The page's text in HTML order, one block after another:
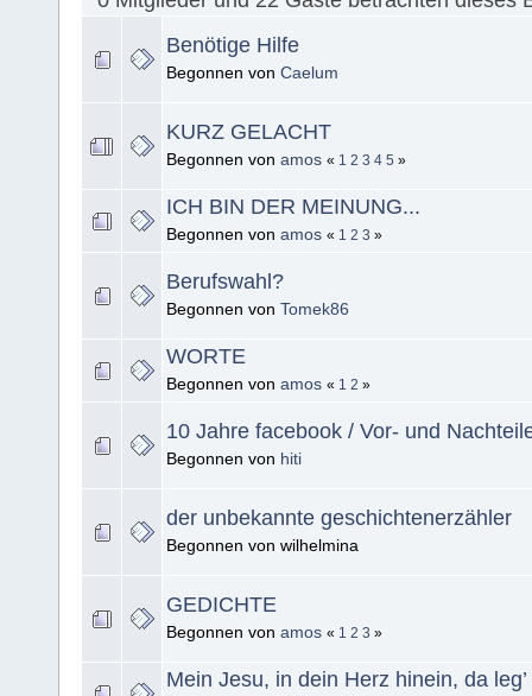
Benötige Hilfe
Begonnen von Caelum
KURZ GELACHT
Begonnen von amos « 1 2 3 4 5 »
ICH BIN DER MEINUNG...
Begonnen von amos « 1 2 3 »
Berufswahl?
Begonnen von Tomek86
WORTE
Begonnen von amos « 1 2 »
10 Jahre facebook / Vor- und
Begonnen von hiti
der unbekannte geschichtenerzähler
Begonnen von wilhelmina
GEDICHTE
Begonnen von amos « 1 2 3 »
Mein Jesu, in dein Herz hinein, da